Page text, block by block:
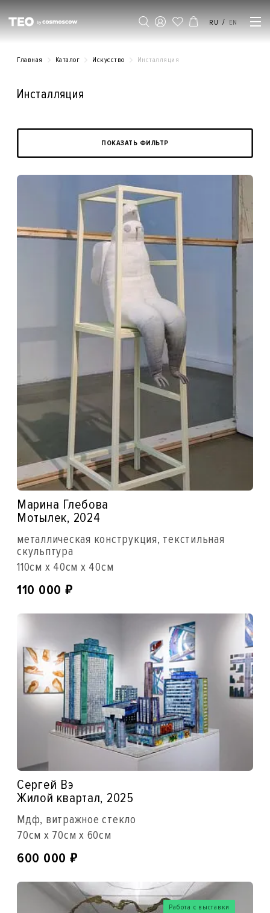
RU / EN
Главная Каталог Искусство Инсталляция
Инсталляция
ПОКАЗАТЬ ФИЛЬТР
Марина Глебова
Мотылек, 2024
металлическая конструкция, текстильная
скульптура
110см x 40см x 40см
110 000 ₽
Сергей Вэ
Жилой квартал, 2025
Мдф, витражное стекло
70см x 70см x 60см
600 000 ₽
Работа с выставки